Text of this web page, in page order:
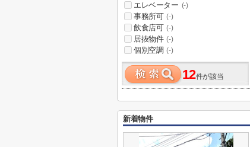
エレベーター (-)
事務所可 (-)
飲食店可 (-)
居抜物件 (-)
個別空調 (-)
12件が該当
新着物件